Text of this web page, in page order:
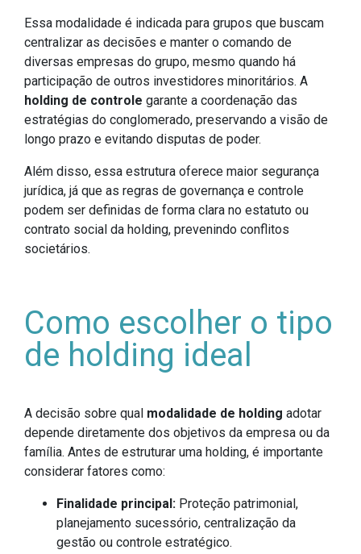
Essa modalidade é indicada para grupos que buscam
centralizar as decisões e manter o comando de
diversas empresas do grupo, mesmo quando há
participação de outros investidores minoritários. A
holding de controle garante a coordenação das
estratégias do conglomerado, preservando a visão de
longo prazo e evitando disputas de poder.
Além disso, essa estrutura oferece maior segurança
jurídica, já que as regras de governança e controle
podem ser definidas de forma clara no estatuto ou
contrato social da holding, prevenindo conflitos
societários.
Como escolher o tipo
de holding ideal
A decisão sobre qual modalidade de holding adotar
depende diretamente dos objetivos da empresa ou da
família. Antes de estruturar uma holding, é importante
considerar fatores como:
Finalidade principal: Proteção patrimonial,
planejamento sucessório, centralização da
gestão ou controle estratégico.